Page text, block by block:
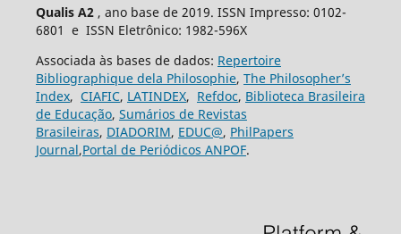
Qualis A2 , ano base de 2019. ISSN Impresso: 0102-
6801 e ISSN Eletrônico: 1982-596X
Associada às bases de dados: Repertoire
Bibliographique dela Philosophie, The Philosopher’s
Index, CIAFIC, LATINDEX, Refdoc, Biblioteca Brasileira
de Educação, Sumários de Revistas
Brasileiras, DIADORIM, EDUC@, PhilPapers
Journal,Portal de Periódicos ANPOF.